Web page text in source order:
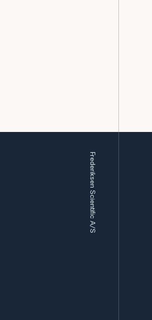
Frederiksen Scientific A/S